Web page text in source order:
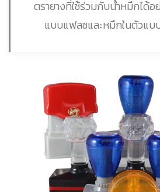
ตรายางที่ใช้ร่วมกับน้ำหมึกได้
แบบแฟลชและหมึกในตัวแ